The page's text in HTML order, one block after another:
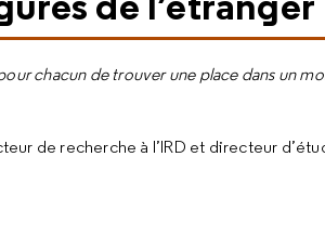
chacun de trouver une place dans un
de recherche à l’IRD et directeur